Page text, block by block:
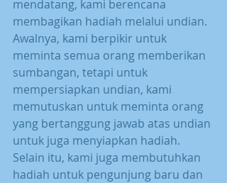
mendatang, kami berencana
membagikan hadiah melalui undian.
Awalnya, kami berpikir untuk
meminta semua orang memberikan
sumbangan, tetapi untuk
mempersiapkan undian, kami
memutuskan untuk meminta orang
yang bertanggung jawab atas undian
untuk juga menyiapkan hadiah.
Selain itu, kami juga membutuhkan
hadiah untuk pengunjung baru dan